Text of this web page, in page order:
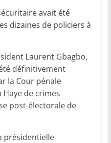
avait été
dizaines de policiers à
Laurent Gbagbo,
définitivement
la Cour pénale
Haye de crimes
post-électorale de
présidentielle